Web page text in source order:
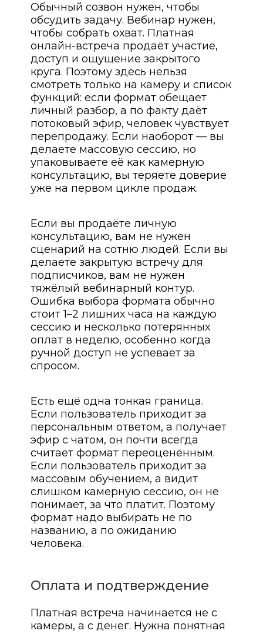
Обычный созвон нужен, чтобы
обсудить задачу. Вебинар нужен,
чтобы собрать охват. Платная
онлайн-встреча продаёт участие,
доступ и ощущение закрытого
круга. Поэтому здесь нельзя
смотреть только на камеру и список
функций: если формат обещает
личный разбор, а по факту даёт
потоковый эфир, человек чувствует
перепродажу. Если наоборот — вы
делаете массовую сессию, но
упаковываете её как камерную
консультацию, вы теряете доверие
уже на первом цикле продаж.
Если вы продаёте личную
консультацию, вам не нужен
сценарий на сотню людей. Если вы
делаете закрытую встречу для
подписчиков, вам не нужен
тяжёлый вебинарный контур.
Ошибка выбора формата обычно
стоит 1–2 лишних часа на каждую
сессию и несколько потерянных
оплат в неделю, особенно когда
ручной доступ не успевает за
спросом.
Есть ещё одна тонкая граница.
Если пользователь приходит за
персональным ответом, а получает
эфир с чатом, он почти всегда
считает формат переоценённым.
Если пользователь приходит за
массовым обучением, а видит
слишком камерную сессию, он не
понимает, за что платит. Поэтому
формат надо выбирать не по
названию, а по ожиданию
человека.
Оплата и подтверждение
Платная встреча начинается не с
камеры, а с денег. Нужна понятная